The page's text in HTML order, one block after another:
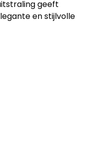
geeft
en stijlvolle